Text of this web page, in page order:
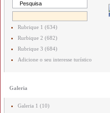
Rubrique 1 (634)
Rurbique 2 (682)
Rubrique 3 (684)
Adicione o seu interesse turístico
Galeria
Galeria 1 (10)